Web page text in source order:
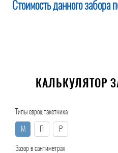
Стоимость данного забора
КАЛЬКУЛЯТОР
Типы евроштакетника
М Р
Зазор в сантиметрах